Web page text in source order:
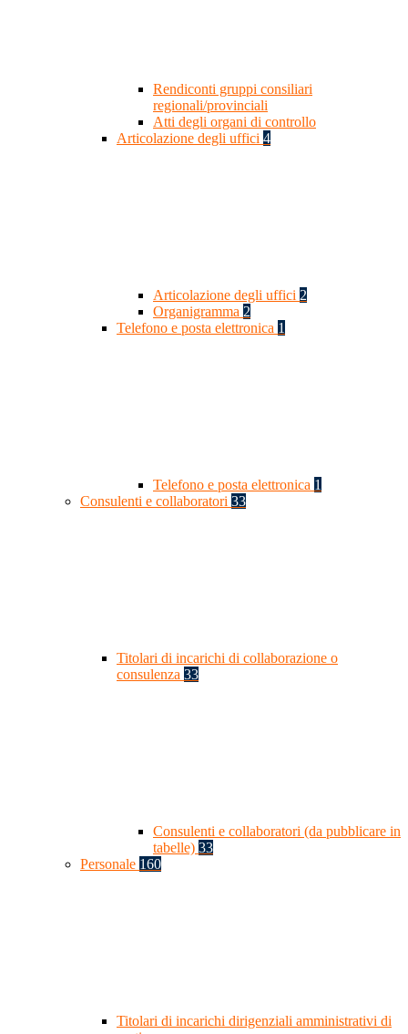
Rendiconti gruppi consiliari
regionali/provinciali
Atti degli organi di controllo
Articolazione degli uffici 4
Articolazione degli uffici 2
Organigramma 2
Telefono e posta elettronica 1
Telefono e posta elettronica 1
Consulenti e collaboratori 33
Titolari di incarichi di collaborazione o
consulenza 33
Consulenti e collaboratori (da pubblicare in
tabelle) 33
Personale 160
Titolari di incarichi dirigenziali amministrativi di